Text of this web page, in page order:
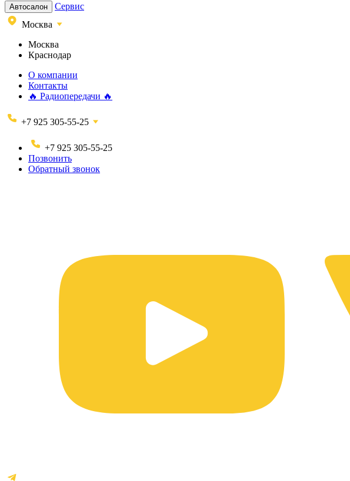
Автосалон
Сервис
Москва
Москва
Краснодар
О компании
Контакты
🔥 Радиопередачи 🔥
+7 925 305-55-25
+7 925 305-55-25
Позвонить
Обратный звонок